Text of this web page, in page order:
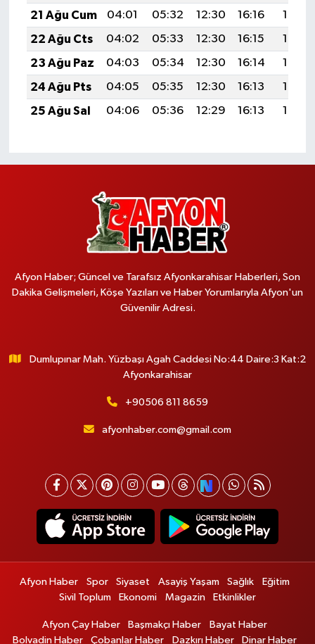
21 Ağu Cum
04:01 05:32 12:30 16:16
19:18
22 Ağu Cts
04:02 05:33 12:30 16:15
19:17
23 Ağu Paz
04:03 05:34 12:30 16:14
19:15
24 Ağu Pts
04:05 05:35 12:30 16:13
19:14
25 Ağu Sal
04:06 05:36 12:29 16:13 19:12
Afyon Haber; Güncel ve Tarafsız Afyonkarahisar Haberleri, Son
Dakika Gelişmeleri, Köşe Yazıları ve Haber Yorumlarıyla Afyon'un
Güvenilir Adresi.
Dumlupınar Mah. Yüzbaşı Agah Caddesi No:44 Daire:3 Kat:2
Afyonkarahisar
+90506 811 8659
afyonhaber.com@gmail.com
Afyon Haber Spor Siyaset Asayiş Yaşam Sağlık
Eğitim
Sivil Toplum
Ekonomi Magazin Etkinlikler
Afyon Çay Haber Başmakçı Haber
Bayat Haber
Bolvadin Haber
Çobanlar Haber Dazkırı Haber Dinar Haber